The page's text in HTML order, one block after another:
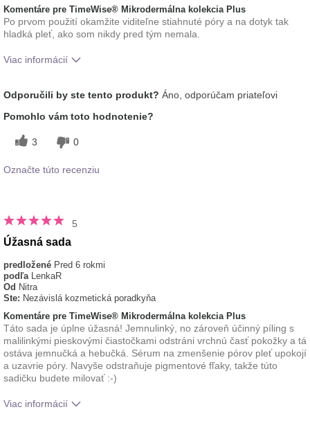
Komentáre pre TimeWise® Mikrodermálna kolekcia Plus
Po prvom použití okamžite viditeľne stiahnuté póry a na dotyk tak
hladká pleť, ako som nikdy pred tým nemala.
Viac informácií
tohto prípravku?
pokožke
Odporučili by ste tento produkt? Áno, odporúčam priateľovi
Pomohlo vám toto hodnotenie?
3 0
Označte túto recenziu
5
Úžasná sada
predložené Pred 6 rokmi
podľa LenkaR
Od Nitra
Ste: Nezávislá kozmetická poradkyňa
Komentáre pre TimeWise® Mikrodermálna kolekcia Plus
Táto sada je úplne úžasná! Jemnulinký, no zároveň účinný píling s
malilinkými pieskovými čiastočkami odstráni vrchnú časť pokožky a tá
ostáva jemnučká a hebučká. Sérum na zmenšenie pórov pleť upokojí
a uzavrie póry. Navyše odstraňuje pigmentové fľaky, takže túto
sadičku budete milovať :-)
Viac informácií